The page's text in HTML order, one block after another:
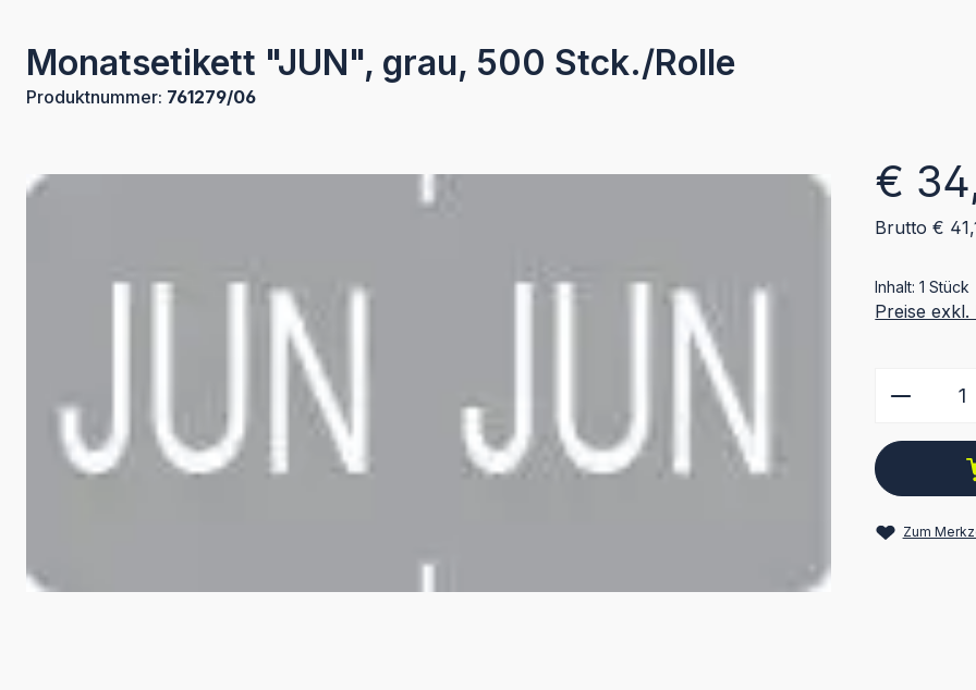
Monatsetikett "JUN", grau, 500 Stck./Rolle
Produktnummer: 761279/06
Regulärer
€
Brutto €
Inhalt:1 Stück
Preise
Zum